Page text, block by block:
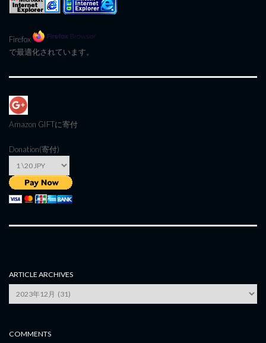
Firefox
で最適化されています。
Amazon GIFTに寄付
Donation(寄付)
ARTICLE ARCHIVES
Archives
COMMENTS